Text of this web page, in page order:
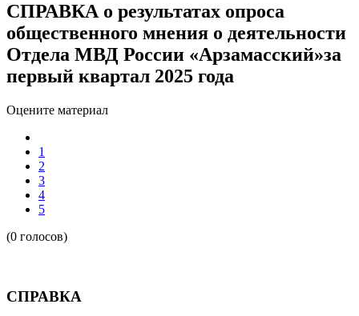
СПРАВКА о результатах опроса
общественного мнения о деятельности
Отдела МВД России «Арзамасский»за
первый квартал 2025 года
Оцените материал
1
2
3
4
5
(0 голосов)
СПРАВКА